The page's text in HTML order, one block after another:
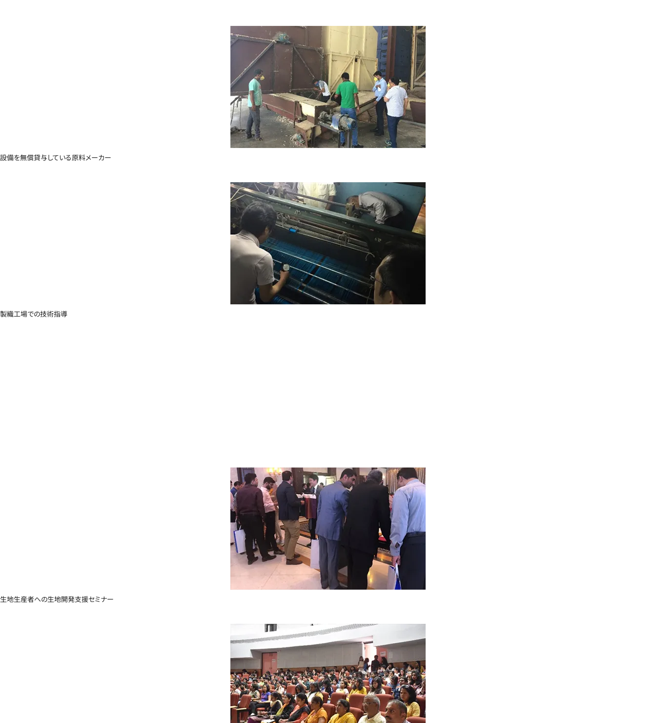
設備を無償貸与している原料メーカー
製織工場での技術指導
生地生産者への生地開発支援セミナー